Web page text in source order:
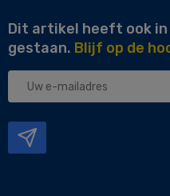
Dit artikel heeft ook
gestaan. Blijf op de
Uw